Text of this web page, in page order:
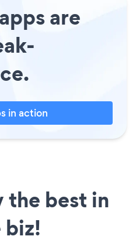
are
in action
the best in